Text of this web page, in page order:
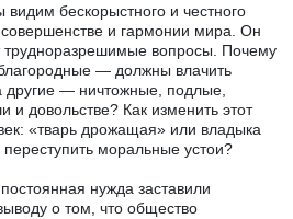
видим бескорыстного и честного
и гармонии мира. Он
трудноразрешимые вопросы. Почему
— должны влачить
другие — ничтожные, подлые,
и довольстве? Как изменить этот
«тварь дрожащая» или владыка
моральные устои?
нужда заставили
о том, что общество